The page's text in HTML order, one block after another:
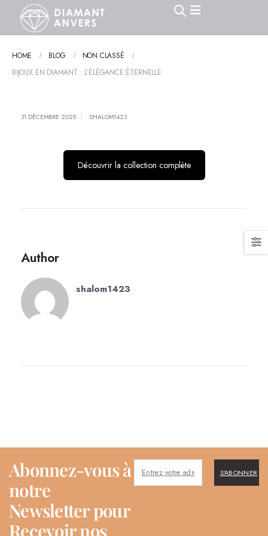
HOME BLOG
NON CLASSÉ
BIJOUX EN DIAMANT : L’ÉLÉGANCE ÉTERNELLE
31 DÉCEMBRE 2025 SHALOM1423
Découvrir la collection complète
Author
shalom1423
Abonnez-vous à
notre
Newsletter pour
Recevoir nos
S'ABONNER